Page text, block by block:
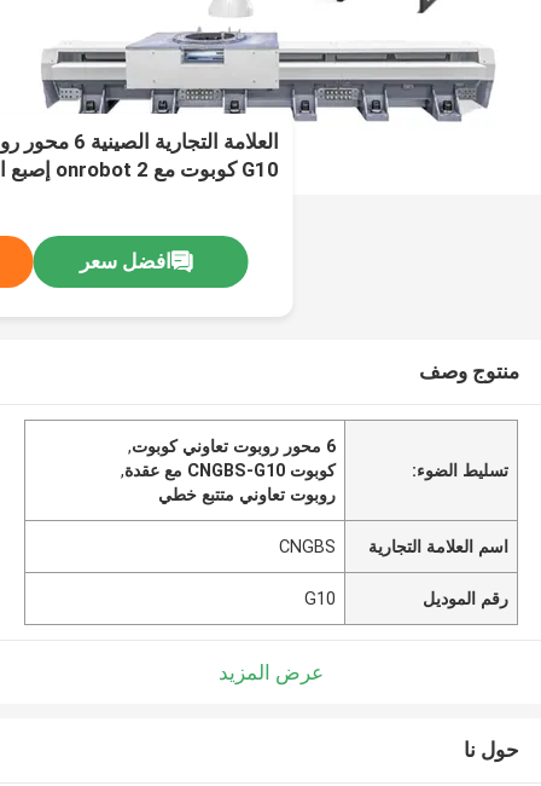
G10 كوبوت مع onrobot 2 إصبع القابض والمتتبع الخطي
افضل سعر
منتوج وصف
تسليط الضوء:
6 محور روبوت تعاوني كوبوت
,
كوبوت CNGBS-G10 مع عقدة
,
روبوت تعاوني متتبع خطي
اسم العلامة التجارية CNGBS
رقم الموديل G10
عرض المزيد
حول نا